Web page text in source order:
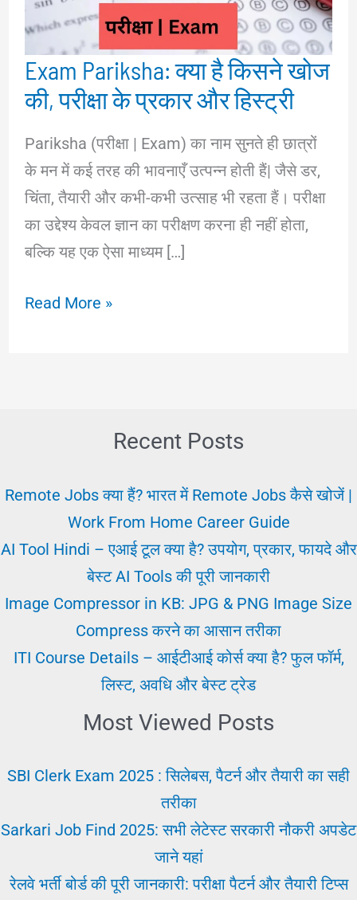
Exam Pariksha: क्या है किसने खोज
की, परीक्षा के प्रकार और हिस्ट्री
Pariksha (परीक्षा | Exam) का नाम सुनते ही छात्रों
के मन में कई तरह की भावनाएँ उत्पन्न होती हैं| जैसे डर,
चिंता, तैयारी और कभी-कभी उत्साह भी रहता हैं। परीक्षा
का उद्देश्य केवल ज्ञान का परीक्षण करना ही नहीं होता,
बल्कि यह एक ऐसा माध्यम […]
Exam
परीक्षा
प्रकार
हिस्ट्री
Read More »
Recent Posts
Remote Jobs क्या हैं? भारत में Remote Jobs कैसे खोजें |
Work From Home Career Guide
AI Tool Hindi – एआई टूल क्या है? उपयोग, प्रकार, फायदे और
बेस्ट AI Tools की पूरी जानकारी
Image Compressor in KB: JPG & PNG Image Size
Compress करने का आसान तरीका
ITI Course Details – आईटीआई कोर्स क्या है? फुल फॉर्म,
लिस्ट, अवधि और बेस्ट ट्रेड
Most Viewed Posts
SBI Clerk Exam 2025 : सिलेबस, पैटर्न और तैयारी का सही
तरीका
Sarkari Job Find 2025: सभी लेटेस्ट सरकारी नौकरी अपडेट
जाने यहां
रेलवे भर्ती बोर्ड की पूरी जानकारी: परीक्षा पैटर्न और तैयारी टिप्स